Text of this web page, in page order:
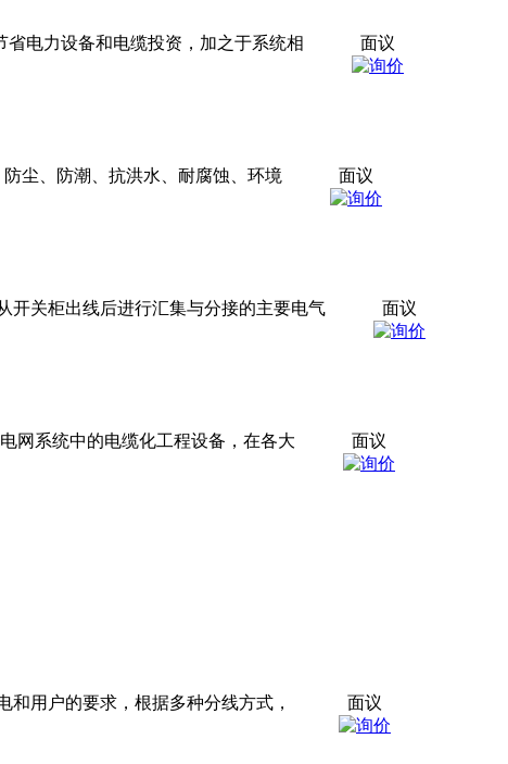
电力设备和电缆投资，加之于系统相
面议
尘、防潮、抗洪水、耐腐蚀、环境
面议
开关柜出线后进行汇集与分接的主要电气
面议
网系统中的电缆化工程设备，在各大
面议
用户的要求，根据多种分线方式，
面议